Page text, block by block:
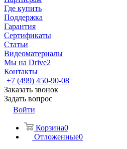
Где купить
Поддержка
Гарантия
Сертификаты
Статьи
Видеоматериалы
Мы на Drive2
Контакты
+7 (499) 450-90-08
Заказать звонок
Задать вопрос
Войти
Корзина0
Отложенные0